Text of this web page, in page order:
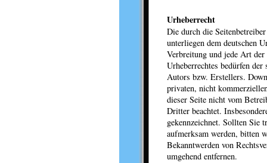
Urheberrecht
Die durch die
unterliegen dem deutschen
Verbreitung und jede Art der
Urheberrechtes bedürfen
Autors bzw. Erstellers.
privaten, nicht
dieser Seite nicht vom
Dritter beachtet.
gekennzeichnet. Sollten Sie
aufmerksam werden, bitten
Bekanntwerden von
umgehend entfernen.